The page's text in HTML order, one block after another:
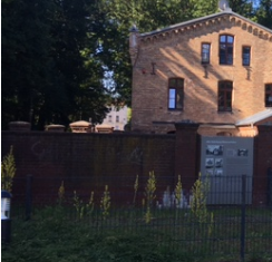
FONTANE-
FONTANE-
FONTANE-ORTE